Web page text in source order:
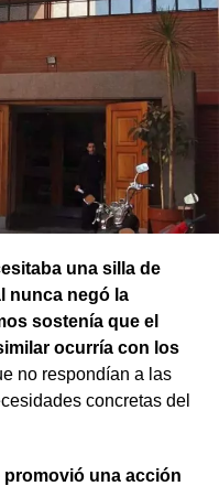
períodos anteriores,
al considerar que
de la investigación y
Gustavo Viecens se
declaración,
resolvió que
un mes mientras
una silla de
nunca negó la
sostenía que el
ocurría con los
no respondían a las
concretas del
promovió una acción